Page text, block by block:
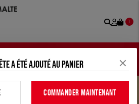
Mon
1
a été ajouté au panier
COMMANDER MAINTENANT